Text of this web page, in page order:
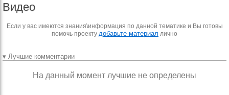
Видео
Если у вас имеются знания\информация по данной тематике и Вы готовы
помочь проекту добавьте материал лично
▾ Лучшие комментарии
На данный момент лучшие не определены